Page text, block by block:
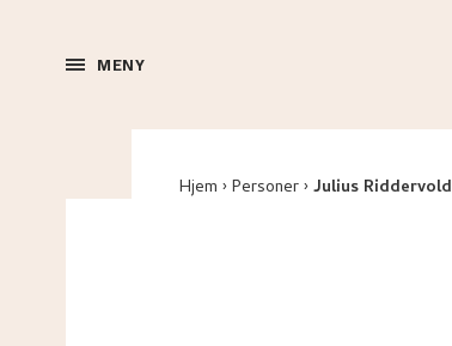
MENY
Hjem Personer Julius Riddervold